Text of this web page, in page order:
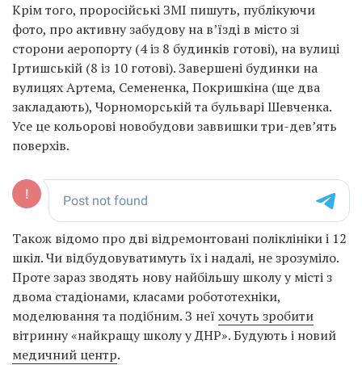
Крім того, проросійські ЗМІ пишуть, публікуючи
фото, про активну забудову на в’їзді в місто зі
сторони аеропорту (4 із 8 будинків готові), на вулиці
Іртишській (8 із 10 готові). Завершені будинки на
вулицях Артема, Семененка, Покришкіна (ще два
закладають), Чорноморській та бульварі Шевченка.
Усе це кольорові новобудови заввишки три-дев’ять
поверхів.
Також відомо про дві відремонтовані поліклініки і 12
шкіл. Чи відбудовуватимуть їх і надалі, не зрозуміло.
Проте зараз зводять нову найбільшу школу у місті з
двома стадіонами, класами робототехніки,
моделювання та подібним. З неї хочуть зробити
вітринну «найкращу школу у ДНР». Будують і новий
медичний центр.